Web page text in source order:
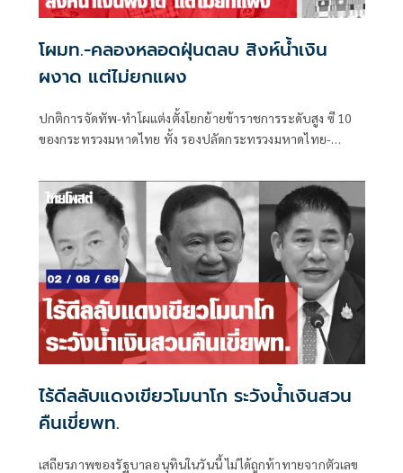
โผมท.-คลองหลอดฝุ่นตลบ สิงห์น้ำเงิน
ผงาด แต่ไม่ยกแผง
ปกติการจัดทัพ-ทำโผแต่งตั้งโยกย้ายข้าราชการระดับสูง ซี 10
ของกระทรวงมหาดไทย ทั้ง รองปลัดกระทรวงมหาดไทย-
ก็ได้รับความสนใจจากแวดวงการเมืองพอสมควร ไม่แพ้โผ
ทหาร-โผตำรวจ ยิ่งในช่วงการเมืองพีกๆ เช่น จะมีการเลือกตั้ง
ใหญ่ หรือการเมืองแรงๆ มีโอกาสที่จะมีการเปลี่ยนแปลงขั้ว
อำนาจการเมือง โผมหาดไทยก็จะอยู่ในความสนใจของแวดวง
การเมืองตามไปด้วย
ไร้ดีลลับแดงเขียวโมนาโก ระวังน้ำเงินสวน
คืนเขี่ยพท.
เสถียรภาพของรัฐบาลอนุทินในวันนี้ ไม่ได้ถูกท้าทายจากตัวเลข